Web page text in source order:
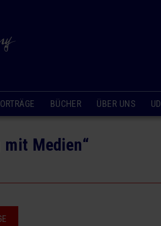
BÜCHER ÜBER UNS
mit Medien“